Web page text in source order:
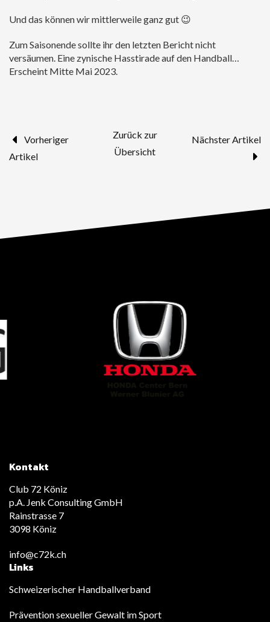
Und das können wir mittlerweile ganz gut 😉
Zum Saisonende sollte ihr den letzten Bericht nicht
versäumen. Eine zynische Hasstirade auf den Handball…
Erscheint Mitte Mai 2023.
Vorheriger
Artikel
Zurück zur
Übersicht
Nächster Artikel
Kontakt
Club 72 Köniz
p.A. Jenk Consulting GmbH
Rainstrasse 7
3098 Köniz
info@c72k.ch
Links
Schweizerischer Handballverband
Prävention sexueller Gewalt im Sport